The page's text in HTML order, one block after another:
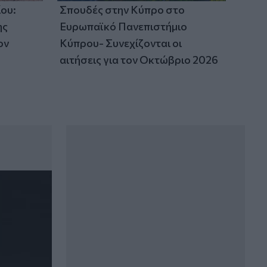
Σπουδές στην Κύπρο στο
Ευρωπαϊκό Πανεπιστήμιο
Κύπρου- Συνεχίζονται οι
αιτήσεις για τον Οκτώβριο 2026